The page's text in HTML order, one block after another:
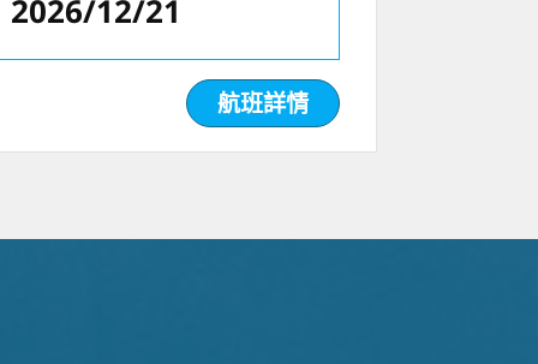
2026/12/21
航班詳情